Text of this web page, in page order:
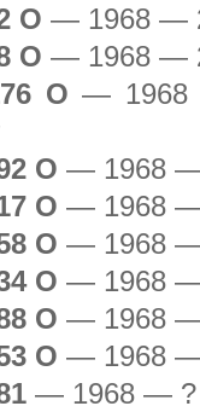
O— 1968 —
O— 1968 —
O—
O— 1968
O— 1968
O— 1968
O— 1968
O— 1968
O— 1968
— 1968 —